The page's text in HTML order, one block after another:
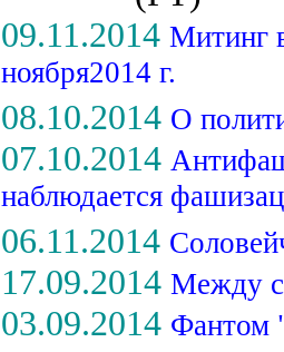
09.11.2014 Митинг
ноября2014 г.
08.10.2014 О
07.10.2014
наблюдается
06.11.2014
17.09.2014 Между
03.09.2014 Фантом